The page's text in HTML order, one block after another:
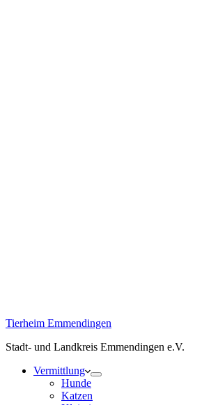
Tierheim Emmendingen
Stadt- und Landkreis Emmendingen e.V.
Vermittlung
Hunde
Katzen